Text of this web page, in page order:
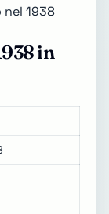
nel 1938
in